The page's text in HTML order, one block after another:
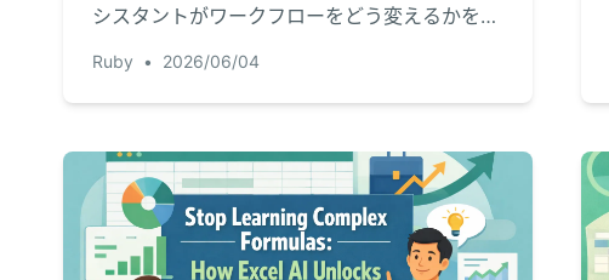
シスタントがワークフローをどう変えるかを発
能を解説し、強みを比較し、シンプルな英語で
データから即座に答えを得る方法をお伝えしま
Ruby • 2026/06/04